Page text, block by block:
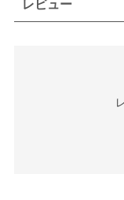
レビュー